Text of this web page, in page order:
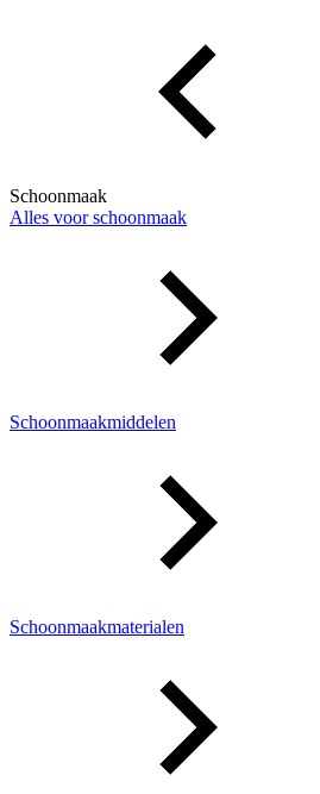
Schoonmaak
Alles voor schoonmaak
Schoonmaakmiddelen
Schoonmaakmaterialen